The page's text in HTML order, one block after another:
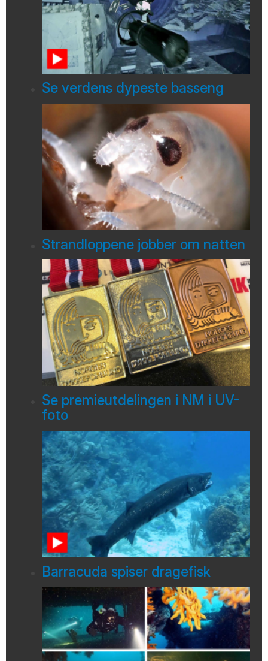
Se verdens dypeste basseng
Strandloppene jobber om natten
Se premieutdelingen i NM i UV-
foto
Barracuda spiser dragefisk